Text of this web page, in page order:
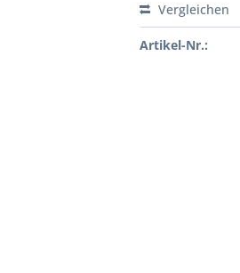
Vergleichen
Artikel-Nr.: